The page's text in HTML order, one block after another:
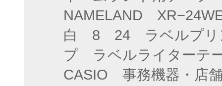
NAMELAND
白 8 24 ラベルプリ
プ ラベルライター
CASIO 事務機器・店